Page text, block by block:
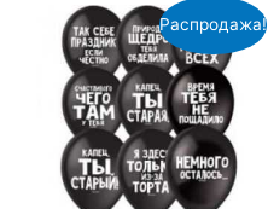
Распродажа!